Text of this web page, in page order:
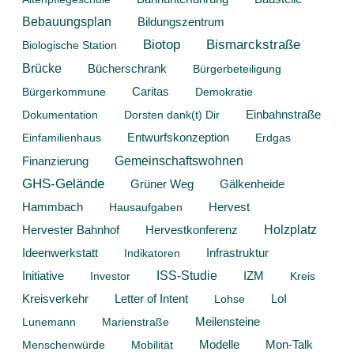
Bebauungsplan
Bildungszentrum
Biologische Station
Biotop Bismarckstraße
Brücke Bücherschrank
Bürgerbeteiligung
Bürgerkommune
Caritas
Demokratie
Dokumentation
Dorsten dank(t) Dir
Einbahnstraße
Einfamilienhaus
Entwurfskonzeption
Erdgas
Finanzierung
Gemeinschaftswohnen
GHS-Gelände Grüner Weg Gälkenheide
Hammbach Hausaufgaben Hervest
Hervester Bahnhof Hervestkonferenz
Holzplatz
Ideenwerkstatt
Indikatoren
Infrastruktur
Initiative
Investor ISS-Studie IZM
Kreis
Kreisverkehr
Letter of Intent Lohse
LoI
Lunemann
Marienstraße
Meilensteine
Menschenwürde
Mobilität Modelle Mon-Talk